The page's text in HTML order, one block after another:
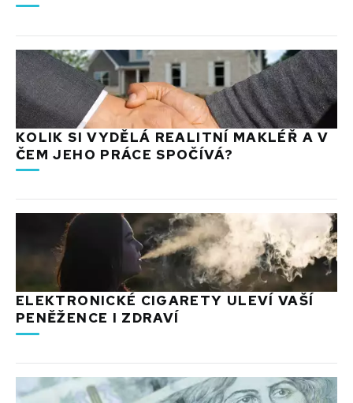
KOLIK SI VYDĚLÁ REALITNÍ MAKLÉŘ A V
ČEM JEHO PRÁCE SPOČÍVÁ?
ELEKTRONICKÉ CIGARETY ULEVÍ VAŠÍ
PENĚŽENCE I ZDRAVÍ